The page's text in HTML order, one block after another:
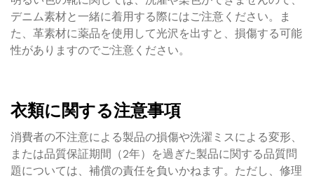
デニム素材と一緒に着用する際にはご注意ください。ま
た、革素材に薬品を使用して光沢を出すと、損傷する可能
性がありますのでご注意ください。
衣類に関する注意事項
消費者の不注意による製品の損傷や洗濯ミスによる変形、
または品質保証期間（2年）を過ぎた製品に関する品質問
題については、補償の責任を負いかねます。ただし、修理